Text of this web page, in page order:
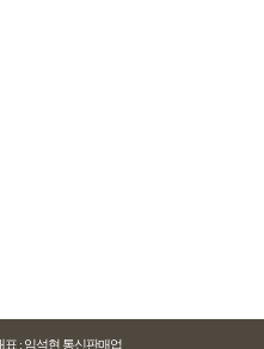
표 : 임석현 통신판매업